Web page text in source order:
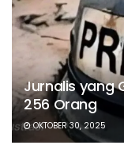
Jurnalis yang
256 Orang
OKTOBER 30, 2025